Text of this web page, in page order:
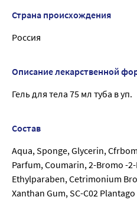
Страна происхождения
Россия
Описание лекарственной
Гель для тела 75 мл туба в уп.
Состав
Aqua, Sponge, Glycerin,
Parfum, Coumarin, 2-Bromo -
Ethylparaben, Cetrimonium
Xanthan Gum, SC-C02